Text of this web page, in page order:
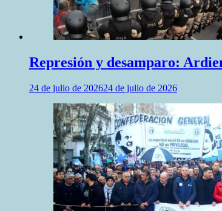
Represión y desamparo:
24 de julio de 202624 de julio de 2026